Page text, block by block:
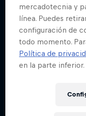
mercadotecnia y
línea. Puedes
configuración de
todo momento.
Política de
en la parte inferior.